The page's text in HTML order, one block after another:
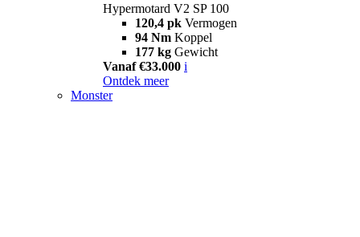
Hypermotard V2 SP 100
120,4 pk Vermogen
94 Nm Koppel
177 kg Gewicht
Vanaf €33.000 i
Ontdek meer
Monster